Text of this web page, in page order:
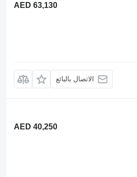
AED 63,130
الاتصال بالبائع
AED 40,250